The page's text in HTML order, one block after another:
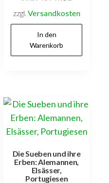
zzgl. Versandkosten
In den
Warenkorb
Die Sueben und ihre
Erben: Alemannen,
Elsässer,
Portugiesen